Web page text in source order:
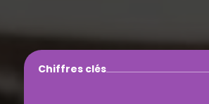
Chiffres clés